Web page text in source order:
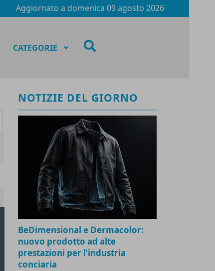
Aggiornato a domenica 09 agosto 2026
CATEGORIE
NOTIZIE DEL GIORNO
BeDimensional e Dermacolor:
nuovo prodotto ad alte
prestazioni per l’industria
conciaria